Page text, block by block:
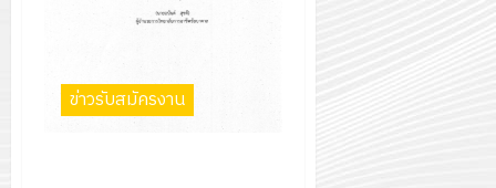
ข่าวรับสมัครงาน